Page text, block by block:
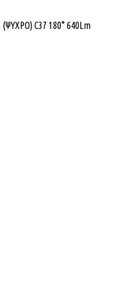
(ΨΥΧΡΟ) C37 180° 640Lm